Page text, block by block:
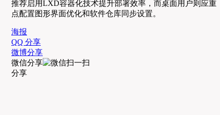
推荐启用LXD容器化技术提升部署效率，而桌面用户则应重
点配置图形界面优化和软件仓库同步设置。
海报
QQ 分享
微博分享
微信分享
分享